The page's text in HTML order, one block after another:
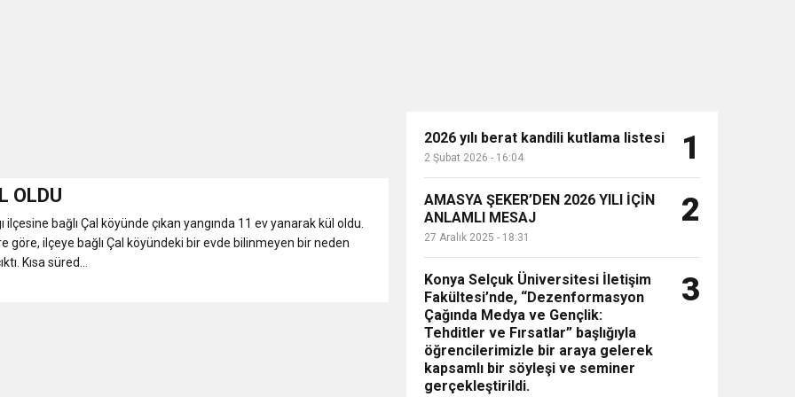
“Amasya’nın Gururları: Dereceye Giren Öğrenciler İçin Anlamlı Tören”
Festivali
listesi
OLDU
ilçesine bağlı Çal köyünde çıkan yangında 11 ev yanarak kül oldu.
göre, ilçeye bağlı Çal köyündeki bir evde bilinmeyen bir neden
Kısa süred...
2026 yılı berat kandili kutlama listesi
2 Şubat 2026 - 16:04 1
AMASYA ŞEKER’DEN 2026 YILI İÇİN
ANLAMLI MESAJ
27 Aralık 2025 - 18:31
2
Konya Selçuk Üniversitesi İletişim
Fakültesi’nde, “Dezenformasyon
Çağında Medya ve Gençlik:
Tehditler ve Fırsatlar” başlığıyla
öğrencilerimizle bir araya gelerek
kapsamlı bir söyleşi ve seminer
gerçekleştirildi.
3